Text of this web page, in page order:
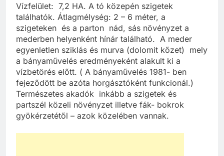
Vízfelület: 7,2 HA. A tó közepén szigetek
találhatók. Átlagmélység: 2 – 6 méter, a
szigeteken és a parton nád, sás növényzet a
mederben helyenként hínár található. A meder
egyenletlen sziklás és murva (dolomit kőzet) mely
a bányaművelés eredményeként alakult ki a
vízbetörés előtt. ( A bányaművelés 1981- ben
fejeződött be azóta horgásztóként funkcionál.)
Természetes akadók inkább a szigetek és
partszél közeli növényzet illetve fák- bokrok
gyökérzetétől – azok közelében vannak.